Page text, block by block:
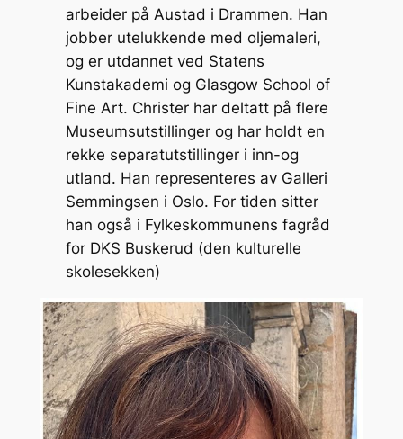
arbeider på Austad i Drammen. Han
jobber utelukkende med oljemaleri,
og er utdannet ved Statens
Kunstakademi og Glasgow School of
Fine Art. Christer har deltatt på flere
Museumsutstillinger og har holdt en
rekke separatutstillinger i inn-og
utland. Han representeres av Galleri
Semmingsen i Oslo. For tiden sitter
han også i Fylkeskommunens fagråd
for DKS Buskerud (den kulturelle
skolesekken)